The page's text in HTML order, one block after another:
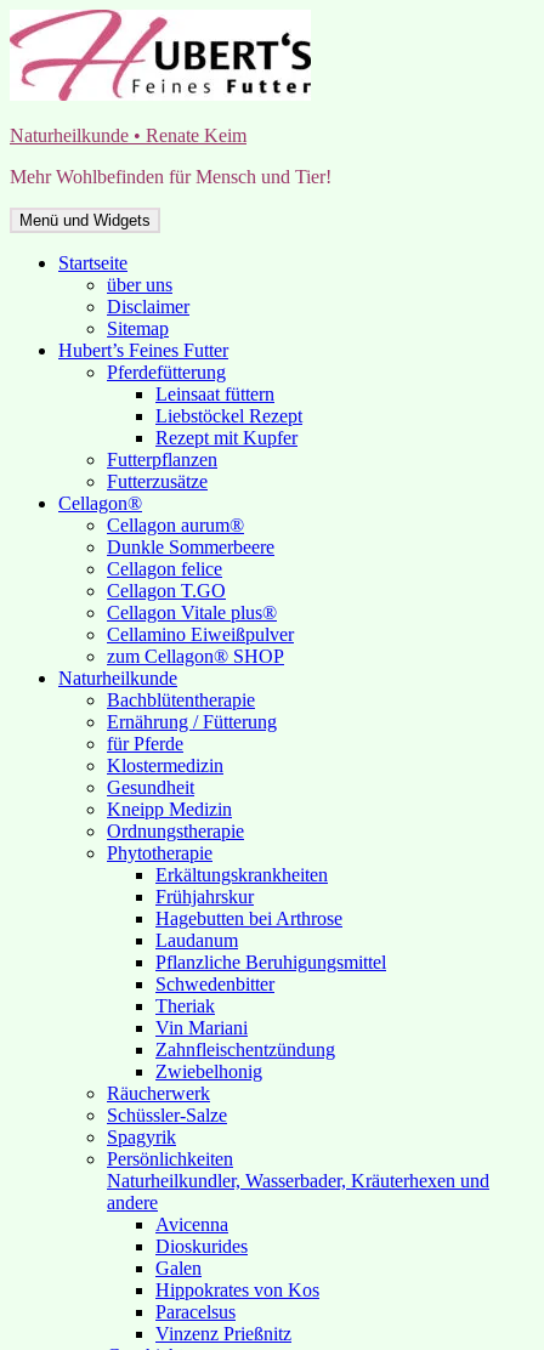
Zum
Inhalt
springen
Naturheilkunde • Renate Keim
Mehr Wohlbefinden für Mensch und Tier!
Menü und Widgets
Startseite
über uns
Disclaimer
Sitemap
Hubert’s Feines Futter
Pferdefütterung
Leinsaat füttern
Liebstöckel Rezept
Rezept mit Kupfer
Futterpflanzen
Futterzusätze
Cellagon®
Cellagon aurum®
Dunkle Sommerbeere
Cellagon felice
Cellagon T.GO
Cellagon Vitale plus®
Cellamino Eiweißpulver
zum Cellagon® SHOP
Naturheilkunde
Bachblütentherapie
Ernährung / Fütterung
für Pferde
Klostermedizin
Gesundheit
Kneipp Medizin
Ordnungstherapie
Phytotherapie
Erkältungskrankheiten
Frühjahrskur
Hagebutten bei Arthrose
Laudanum
Pflanzliche Beruhigungsmittel
Schwedenbitter
Theriak
Vin Mariani
Zahnfleischentzündung
Zwiebelhonig
Räucherwerk
Schüssler-Salze
Spagyrik
Persönlichkeiten
Naturheilkundler, Wasserbader, Kräuterhexen und
andere
Avicenna
Dioskurides
Galen
Hippokrates von Kos
Paracelsus
Vinzenz Prießnitz